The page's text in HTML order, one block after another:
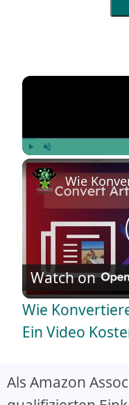
Play Unmute
Watch on
Wie
Ein Video
Als Amazon